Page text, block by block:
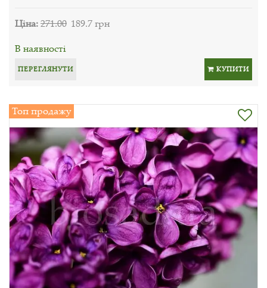
Ціна:271.00 189.7 грн
В наявності
ПЕРЕГЛЯНУТИ КУПИТИ
Топ продажу